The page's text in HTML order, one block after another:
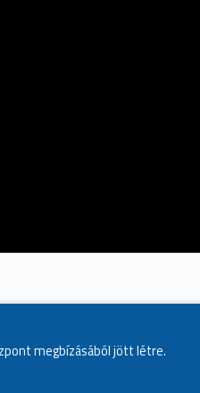
megbízásából jött létre.